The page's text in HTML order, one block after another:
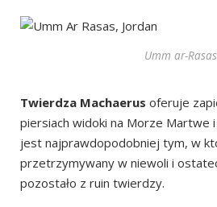
Umm ar-Rasas
Twierdza Machaerus oferuje
piersiach widoki na Morze Martwe
jest najprawdopodobniej tym, w
przetrzymywany w niewoli i
pozostało z ruin twierdzy.